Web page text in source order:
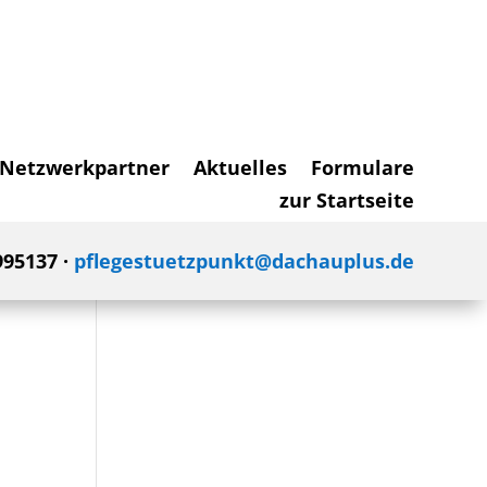
Netzwerkpartner Aktuelles
Formulare
zur Startseite
· pflegestuetzpunkt@dachauplus.de